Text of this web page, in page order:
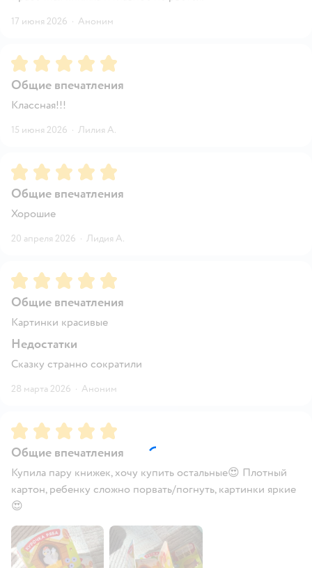
17 июня 2026 · Аноним
Рейтинг:5
Общие впечатления
Классная!!!
15 июня 2026 · Лилия А.
Рейтинг:5
Общие впечатления
Хорошие
20 апреля 2026 · Лидия А.
Рейтинг:5
Общие впечатления
Картинки красивые
Недостатки
Сказку странно сократили
28 марта 2026 · Аноним
Рейтинг:5
Общие впечатления
Купила пару книжек, хочу купить остальные😍 Плотный
картон, ребенку сложно порвать/погнуть, картинки яркие
😍